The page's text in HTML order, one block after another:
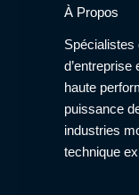
À Propos
Spécialistes
haute
puissance
industries
technique